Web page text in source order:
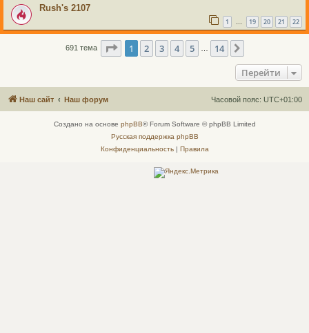
Rush's 2107
1 … 19 20 21 22
691 тема Страница из 14
1 2 3 4 5 14
Перейти
Наш сайт Наш форум Часовой пояс: UTC+01:00
Создано на основе phpBB® Forum Software © phpBB Limited
Русская поддержка phpBB
Конфиденциальность| Правила